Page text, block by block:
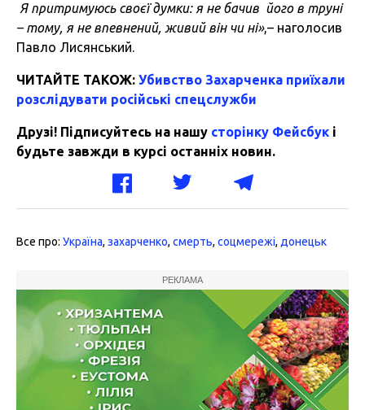
Я притримуюсь своєї думки: я не бачив його в труні
– тому, я не впевнений, живий він чи ні»,– наголосив
Павло Лисянський.
ЧИТАЙТЕ ТАКОЖ: Убивство Захарченка приїхали
розслідувати російські спецслужби
Друзі! Підписуйтесь на нашу сторінку Фейсбук і
будьте завжди в курсі останніх новин.
Все про: Україна, захарченко, смерть, соцмережі, донецьк
РЕКЛАМА